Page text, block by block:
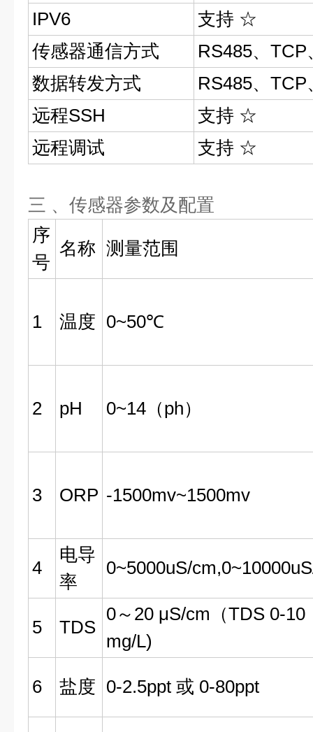
IPV6
支持 ☆
传感器通信方式
RS485、
数据转发方式
RS485、
远程SSH
支持 ☆
远程调试
支持 ☆
三 、传感器参数及配置
序
号
名称 测量范围
1 温度 0~50℃
2 pH 0~14（ph）
3 ORP -1500mv~1500mv
4
电导
率
0~5000uS/
5 TDS
0～20 μS/cm（TDS 0-10
mg/L)
6 盐度 0-2.5ppt 或 0-80ppt